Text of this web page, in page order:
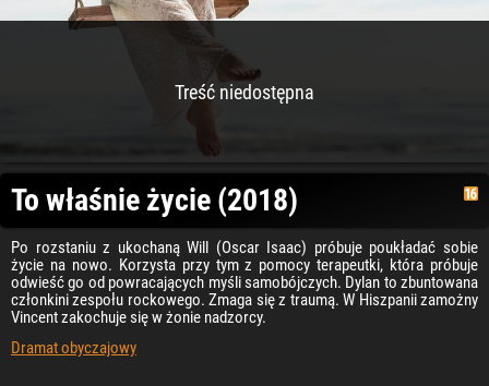
Treść niedostępna
To właśnie życie (2018)
Po rozstaniu z ukochaną Will (Oscar Isaac) próbuje poukładać sobie
życie na nowo. Korzysta przy tym z pomocy terapeutki, która próbuje
odwieść go od powracających myśli samobójczych. Dylan to zbuntowana
członkini zespołu rockowego. Zmaga się z traumą. W Hiszpanii zamożny
Vincent zakochuje się w żonie nadzorcy.
Dramat obyczajowy